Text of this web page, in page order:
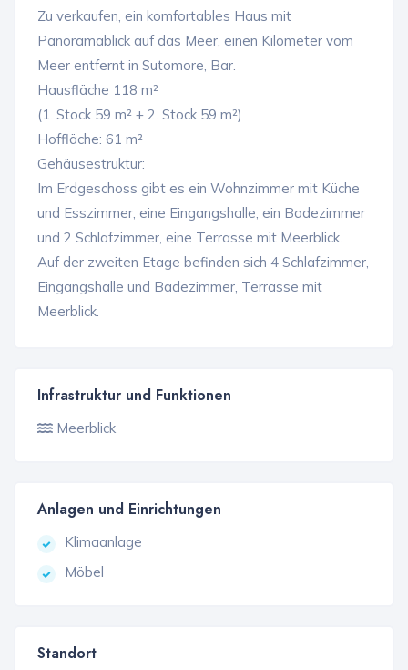
Zu verkaufen, ein komfortables Haus mit
Panoramablick auf das Meer, einen Kilometer vom
Meer entfernt in Sutomore, Bar.
Hausfläche 118 m²
(1. Stock 59 m² + 2. Stock 59 m²)
Hoffläche: 61 m²
Gehäusestruktur:
Im Erdgeschoss gibt es ein Wohnzimmer mit Küche
und Esszimmer, eine Eingangshalle, ein Badezimmer
und 2 Schlafzimmer, eine Terrasse mit Meerblick.
Auf der zweiten Etage befinden sich 4 Schlafzimmer,
Eingangshalle und Badezimmer, Terrasse mit
Meerblick.
Infrastruktur und Funktionen
Meerblick
Anlagen und Einrichtungen
Klimaanlage
Möbel
Standort